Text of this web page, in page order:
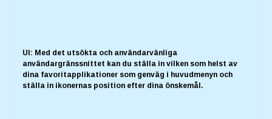
UI: Med det utsökta och användarvänliga
användargränssnittet kan du ställa in vilken som helst av
dina favoritapplikationer som genväg i huvudmenyn och
ställa in ikonernas position efter dina önskemål.